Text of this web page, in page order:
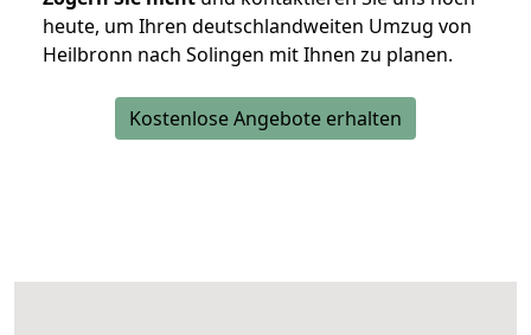
heute, um Ihren deutschlandweiten Umzug von
Heilbronn nach Solingen mit Ihnen zu planen.
Kostenlose Angebote erhalten